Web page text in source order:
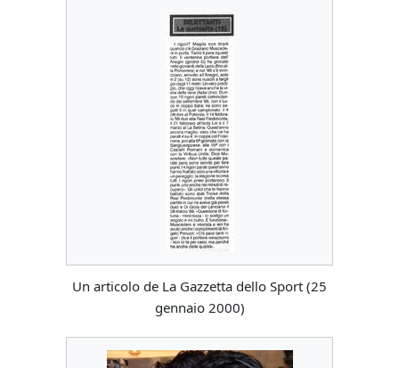
Un articolo de La Gazzetta dello Sport (25
gennaio 2000)